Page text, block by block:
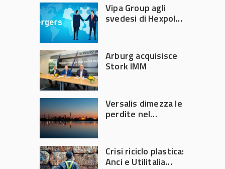
Vipa Group agli
svedesi di Hexpol
Arburg acquisisce
Stork IMM
Versalis dimezza le
perdite nel
Crisi riciclo plastica:
Anci e Utilitalia